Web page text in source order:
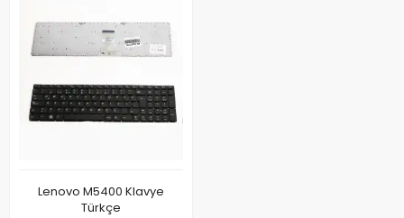
Lenovo M5400 Klavye
Türkçe